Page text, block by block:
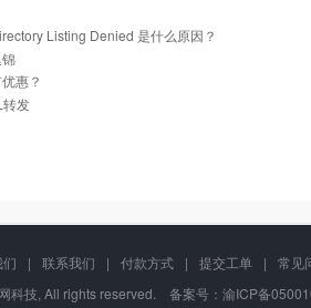
Listing Denied 是什么原因？
惠？
发
| 联系我们 | 付款方式 | 提交工单 | 常见
科技, All rights reserved. 备案号：渝ICP备